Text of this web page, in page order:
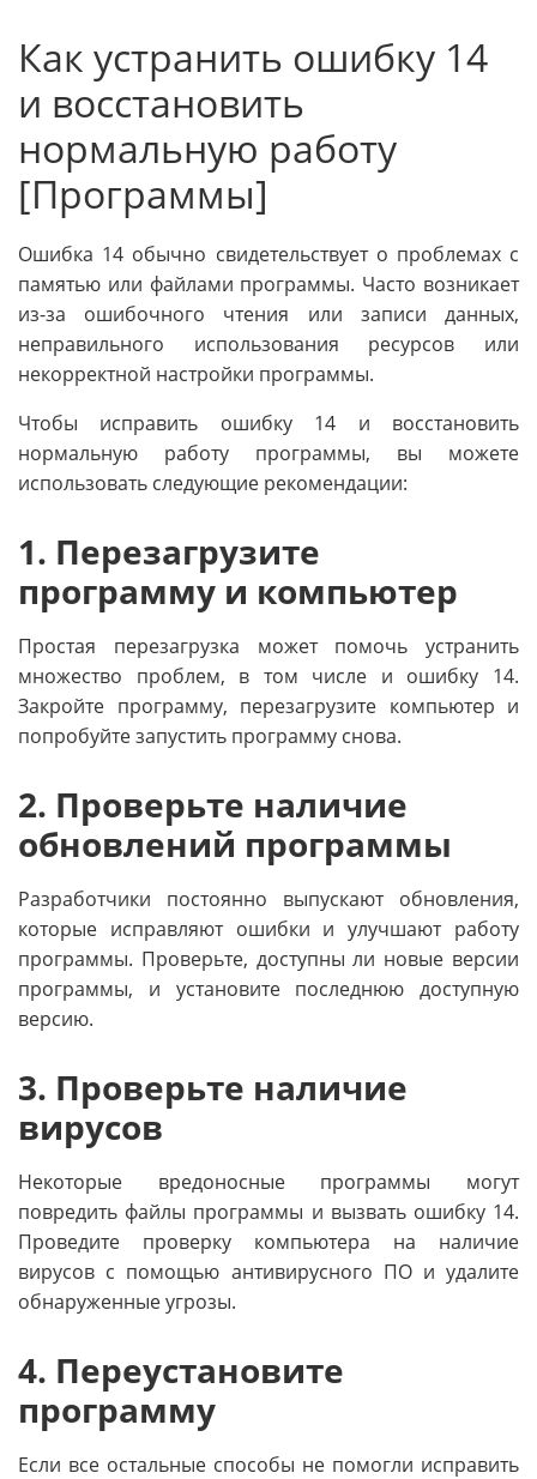
Как устранить ошибку 14
и восстановить
нормальную работу
[Программы]
Ошибка 14 обычно свидетельствует о проблемах с
памятью или файлами программы. Часто возникает
из-за ошибочного чтения или записи данных,
неправильного использования ресурсов или
некорректной настройки программы.
Чтобы исправить ошибку 14 и восстановить
нормальную работу программы, вы можете
использовать следующие рекомендации:
1. Перезагрузите
программу и компьютер
Простая перезагрузка может помочь устранить
множество проблем, в том числе и ошибку 14.
Закройте программу, перезагрузите компьютер и
попробуйте запустить программу снова.
2. Проверьте наличие
обновлений программы
Разработчики постоянно выпускают обновления,
которые исправляют ошибки и улучшают работу
программы. Проверьте, доступны ли новые версии
программы, и установите последнюю доступную
версию.
3. Проверьте наличие
вирусов
Некоторые вредоносные программы могут
повредить файлы программы и вызвать ошибку 14.
Проведите проверку компьютера на наличие
вирусов с помощью антивирусного ПО и удалите
обнаруженные угрозы.
4. Переустановите
программу
Если все остальные способы не помогли исправить